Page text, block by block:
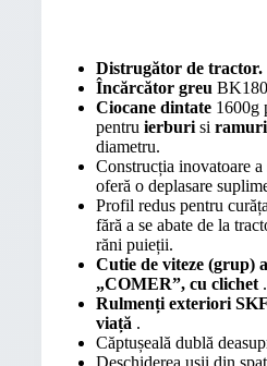
Distrugător de tractor.
Încărcător greu BK180
Ciocane dintate 1600g
pentru ierburi si ramuri
diametru.
Construcția inovatoare
oferă o deplasare
Profil redus pentru
fără a se abate de la
răni puieții.
Cutie de viteze (grup)
„COMER”, cu clichet .
Rulmenți exteriori
viață .
Căptușeală dublă